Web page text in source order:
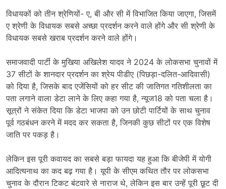
विधायकों को तीन श्रेणियों- ए, बी और सी में विभाजित किया जाएगा, जिसमें
ए श्रेणी के विधायक सबसे अच्छा प्रदर्शन करने वाले होंगे और सी श्रेणी के
विधायक सबसे खराब प्रदर्शन करने वाले होंगे।
समाजवादी पार्टी के मुखिया अखिलेश यादव ने 2024 के लोकसभा चुनावों में
37 सीटों के शानदार प्रदर्शन का श्रेय पीडीए (पिछड़ा-दलित-आदिवासी)
को दिया है, जिसके बाद एजेंसियों को हर सीट की जातिगत गतिशीलता का
पता लगाने वाला डेटा लाने के लिए कहा गया है, न्यूज18 को पता चला है।
सूत्रों ने संकेत दिया कि डेटा भाजपा को उन छोटी पार्टियों के साथ चुनाव
पूर्व गठबंधन करने में मदद कर सकता है, जिनकी कुछ सीटों पर एक विशेष
जाति पर पकड़ है।
लेकिन इस पूरी कवायद का सबसे बड़ा फायदा यह हुआ कि बीजेपी में योगी
आदित्यनाथ का कद बढ़ गया है। यूपी के सीएम कथित तौर पर लोकसभा
चुनाव के दौरान टिकट बंटवारे से नाराज थे, लेकिन इस बार उन्हें पूरी छूट दी